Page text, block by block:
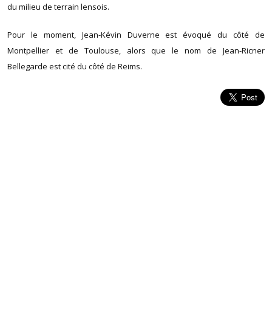
du milieu de terrain lensois.
Pour le moment, Jean-Kévin Duverne est évoqué du côté de
Montpellier et de Toulouse, alors que le nom de Jean-Ricner
Bellegarde est cité du côté de Reims.